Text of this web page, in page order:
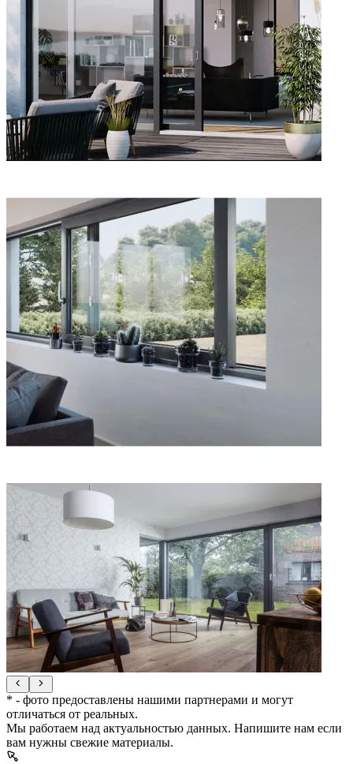
* - фото предоставлены нашими партнерами и могут
отличаться от реальных.
Мы работаем над актуальностью данных. Напишите нам если
вам нужны свежие материалы.